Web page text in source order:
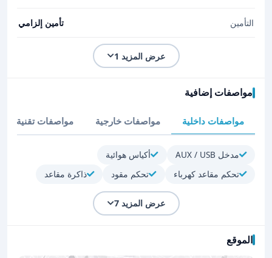
التأمين تأمين إلزامي
عرض المزيد 1
مواصفات إضافية
مواصفات داخلية مواصفات خارجية مواصفات تقنية
مدخل AUX / USB
أكياس هوائية
تحكم مقاعد كهرباء
تحكم مقود ذاكرة مقاعد
عرض المزيد 7
الموقع